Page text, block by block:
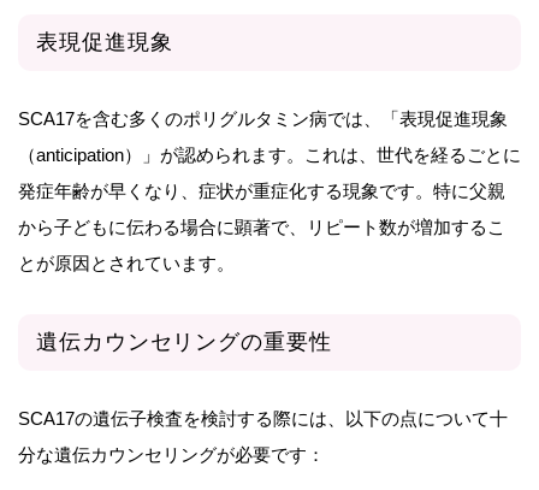
表現促進現象
SCA17を含む多くのポリグルタミン病では、「表現促進現象
（anticipation）」が認められます。これは、世代を経るごとに
発症年齢が早くなり、症状が重症化する現象です。特に父親
から子どもに伝わる場合に顕著で、リピート数が増加するこ
とが原因とされています。
遺伝カウンセリングの重要性
SCA17の遺伝子検査を検討する際には、以下の点について十
分な遺伝カウンセリングが必要です：